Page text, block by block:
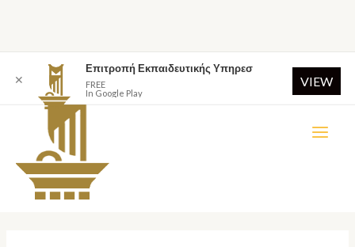
✕
Επιτροπή Εκπαιδευτικής Υπηρεσ
FREE
In Google Play
VIEW